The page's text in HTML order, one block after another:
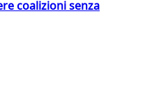
coalizioni senza